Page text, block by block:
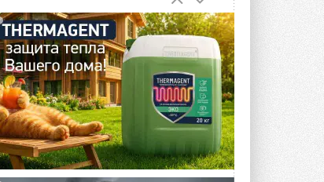
Гибридный тепловой насос PV/T
с одним общим испарителем
Исследователи предложили
конструкцию двухисточникового ...
ВЧЕРА
21-й ежегодный форум
«ЦОД-2026»
Мероприятие пройдет 2-3 сентября в
отеле Radisson Slavyanskaya. Форум
посетит более двух тысяч участников ...
5 АВГУСТА 2026